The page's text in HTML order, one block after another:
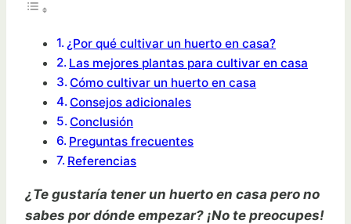
¿Por qué cultivar un huerto en casa?
Las mejores plantas para cultivar en casa
Cómo cultivar un huerto en casa
Consejos adicionales
Conclusión
Preguntas frecuentes
Referencias
¿Te gustaría tener un huerto en casa pero no
sabes por dónde empezar? ¡No te preocupes!